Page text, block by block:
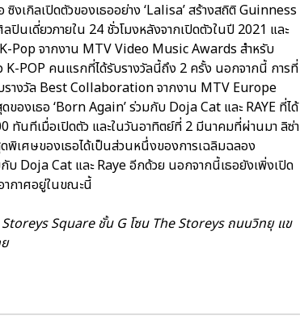
ซิงเกิลเปิดตัวของเธออย่าง ‘Lalisa’ สร้างสถิติ Guinness
นเดี่ยวภายใน 24 ชั่วโมงหลังจากเปิดตัวในปี 2021 และ
K-Pop จากงาน MTV Video Music Awards สำหรับ
K-POP คนแรกที่ได้รับรางวัลนี้ถึง 2 ครั้ง นอกจากนี้ การที่
รางวัล Best Collaboration จากงาน MTV Europe
งเธอ ‘Born Again’ ร่วมกับ Doja Cat และ RAYE ที่ได้
นทีเมื่อเปิดตัว และในวันอาทิตย์ที่ 2 มีนาคมที่ผ่านมา ลิซ่า
ดพิเศษของเธอได้เป็นส่วนหนึ่งของการเฉลิมฉลอง
Doja Cat และ Raye อีกด้วย นอกจากนี้เธอยังเพิ่งเปิด
กาศอยู่ในขณะนี้
Square ชั้น G โซน The Storeys ถนนวิทยุ แข